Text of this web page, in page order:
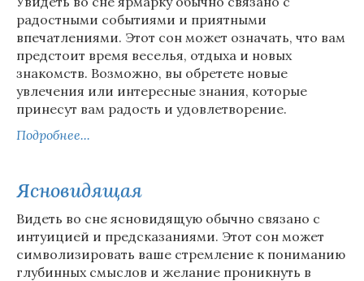
радостными событиями и приятными
впечатлениями. Этот сон может означать, что вам
предстоит время веселья, отдыха и новых
знакомств. Возможно, вы обретете новые
увлечения или интересные знания, которые
принесут вам радость и удовлетворение.
Подробнее...
Ясновидящая
Видеть во сне ясновидящую обычно связано с
интуицией и предсказаниями. Этот сон может
символизировать ваше стремление к пониманию
глубинных смыслов и желание проникнуть в